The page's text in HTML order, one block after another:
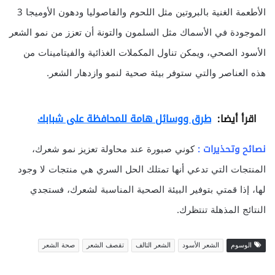
الأطعمة الغنية بالبروتين مثل اللحوم والفاصوليا ودهون الأوميجا 3
الموجودة في الأسماك مثل السلمون والتونة أن تعزز من نمو الشعر
الأسود الصحي، ويمكن تناول المكملات الغذائية والفيتامينات من
هذه العناصر والتي ستوفر بيئة صحية لنمو وازدهار الشعر.
اقرأ أيضا: طرق ووسائل هامة للمحافظة على شبابك
نصائح وتحذيرات :كوني صبورة عند محاولة تعزيز نمو شعرك،
المنتجات التي تدعي أنها تمتلك الحل السري هي منتجات لا وجود
لها، إذا قمتي بتوفير البيئة الصحية المناسبة لشعرك، فستجدي
النتائج المذهلة تنتظرك.
الوسوم الشعر الأسود الشعر التالف تقصف الشعر صحة الشعر